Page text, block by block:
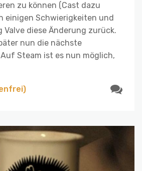
zu können (Cast dazu
einigen Schwierigkeiten und
Valve diese Änderung zurück.
nun die nächste
Auf Steam ist es nun möglich,